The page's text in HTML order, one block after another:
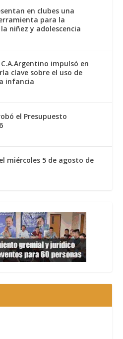
en clubes una
para la
niñez y adolescencia
impulsó en
clave sobre el uso de
infancia
el Presupuesto
miércoles 5 de agosto de